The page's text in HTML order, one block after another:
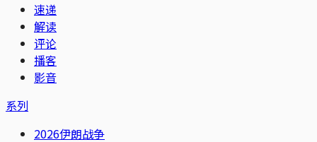
速递
解读
评论
播客
影音
系列
2026伊朗战争